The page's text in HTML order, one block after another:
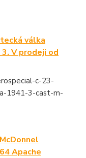
válka
V prodeji od
c-23-
1941-3-cast-m-
Apache